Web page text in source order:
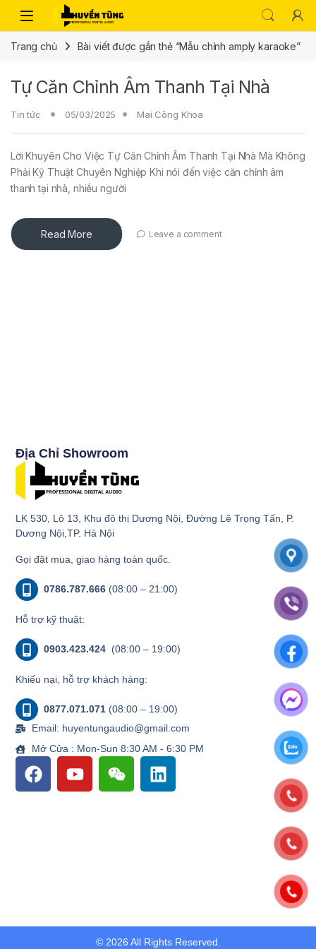
Trang chủ Bài viết được gắn thẻ “Mẫu chỉnh amply karaoke”
Tự Căn Chỉnh Âm Thanh Tại Nhà
Tin tức 05/03/2025 Mai Công Khoa
Lời Khuyên Cho Việc Tự Căn Chỉnh Âm Thanh Tại Nhà Mà Không
Phải Kỹ Thuật Chuyên Nghiệp Khi nói đến việc căn chỉnh âm
thanh tại nhà, nhiều người
Read More Leave a comment
Địa Chỉ Showroom
LK 530, Lô 13, Khu đô thị Dương Nội, Đường Lê Trọng Tấn, P.
Dương Nội,TP. Hà Nội
Gọi đặt mua, giao hàng toàn quốc.
0786.787.666 (08:00 – 21:00)
Hỗ trợ kỹ thuật:
0903.423.424 (08:00 – 19:00)
Khiếu nại, hỗ trợ khách hàng:
0877.071.071 (08:00 – 19:00)
Email: huyentungaudio@gmail.com
Mở Cửa : Mon-Sun 8:30 AM - 6:30 PM
© 2026 All Rights Reserved.